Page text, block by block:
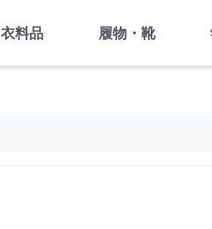
衣料品 履物・靴